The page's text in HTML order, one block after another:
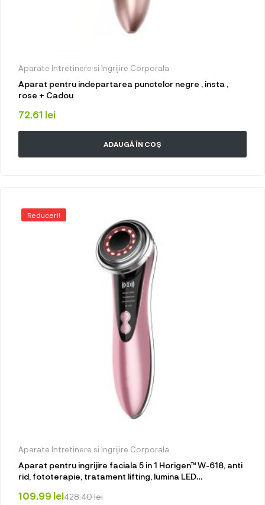
Aparate Intretinere si Ingrijire Corporala
Aparat pentru indepartarea punctelor negre , insta ,
rose + Cadou
72.61 lei
ADAUGĂ ÎN COȘ
Reduceri!
Aparate Intretinere si Ingrijire Corporala
Aparat pentru ingrijire faciala 5 in 1 Horigen™ W-618, anti
rid, fototerapie, tratament lifting, lumina LED
albire, fata si gat, roz
428.40lei
109.99 lei